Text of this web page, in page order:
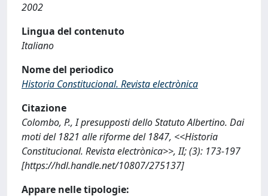
2002
Lingua del contenuto
Italiano
Nome del periodico
Historia Constitucional. Revista electrònica
Citazione
Colombo, P., I presupposti dello Statuto Albertino. Dai
moti del 1821 alle riforme del 1847, <<Historia
Constitucional. Revista electrònica>>, II; (3): 173-197
[https://hdl.handle.net/10807/275137]
Appare nelle tipologie: